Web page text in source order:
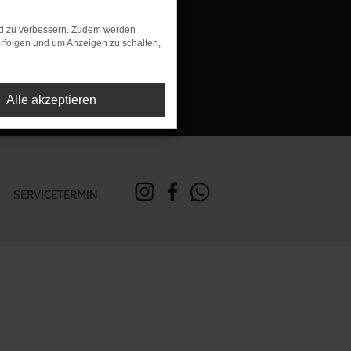
SERVICETERMIN
zu verbessern. Zudem werden
und um Anzeigen zu schalten,
Alle akzeptieren